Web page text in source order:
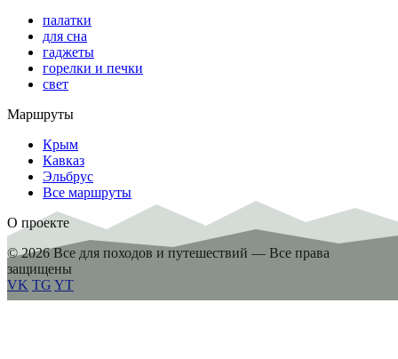
палатки
для сна
гаджеты
горелки и печки
свет
Маршруты
Крым
Кавказ
Эльбрус
Все маршруты
О проекте
© 2026 Все для походов и путешествий — Все права
защищены
VK TG YT